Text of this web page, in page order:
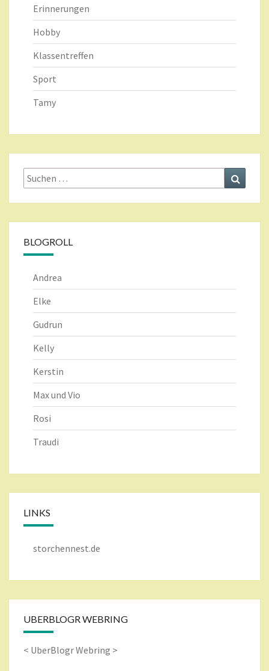
Erinnerungen
Hobby
Klassentreffen
Sport
Tamy
Suche
nach:
BLOGROLL
Andrea
Elke
Gudrun
Kelly
Kerstin
Max und Vio
Rosi
Traudi
LINKS
storchennest.de
UBERBLOGR WEBRING
< UberBlogr Webring >